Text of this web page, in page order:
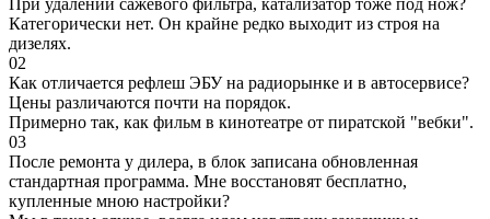
Категорически нет. Он крайне редко выходит из строя на
дизелях.
02
Как отличается рефлеш ЭБУ на радиорынке и в автосервисе?
Цены различаются почти на порядок.
Примерно так, как фильм в кинотеатре от пиратской "вебки".
03
После ремонта у дилера, в блок записана обновленная
стандартная программа. Мне восстановят бесплатно,
купленные мною настройки?